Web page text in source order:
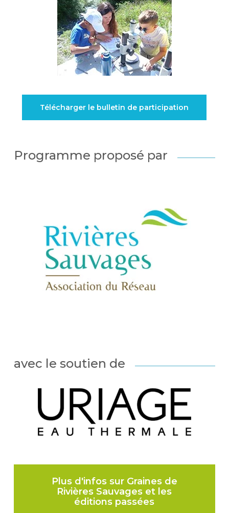
Télécharger le bulletin de participation
Programme proposé par
avec le soutien de
Plus d'infos sur Graines de
Rivières Sauvages et les
éditions passées